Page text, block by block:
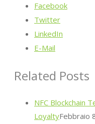
Facebook
Twitter
LinkedIn
E-Mail
Related Posts
NFC Blockchain
LoyaltyFebbraio